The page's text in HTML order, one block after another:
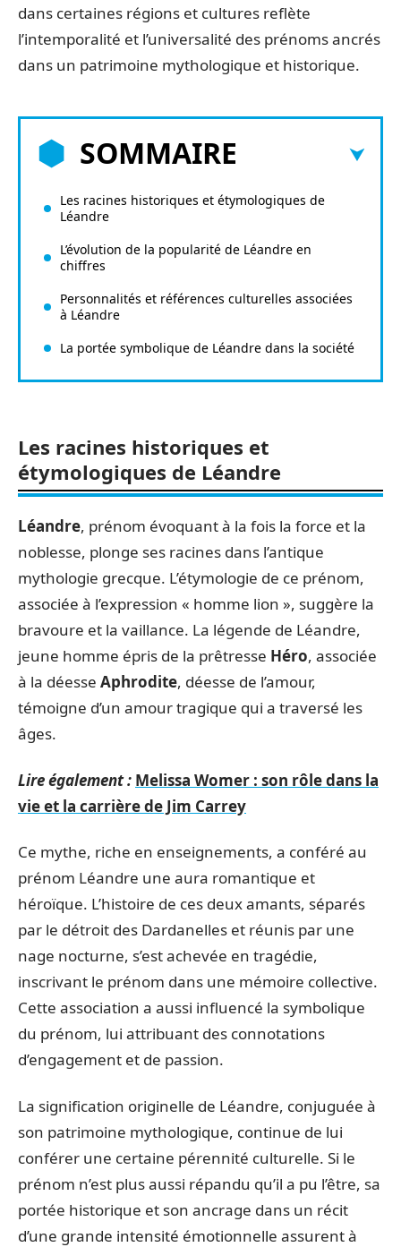
dans certaines régions et cultures reflète
l’intemporalité et l’universalité des prénoms ancrés
dans un patrimoine mythologique et historique.
SOMMAIRE
Les racines historiques et étymologiques de
Léandre
L’évolution de la popularité de Léandre en
chiffres
Personnalités et références culturelles associées
à Léandre
La portée symbolique de Léandre dans la société
Les racines historiques et
étymologiques de Léandre
Léandre, prénom évoquant à la fois la force et la
noblesse, plonge ses racines dans l’antique
mythologie grecque. L’étymologie de ce prénom,
associée à l’expression « homme lion », suggère la
bravoure et la vaillance. La légende de Léandre,
jeune homme épris de la prêtresse Héro, associée
à la déesse Aphrodite, déesse de l’amour,
témoigne d’un amour tragique qui a traversé les
âges.
Lire également : Melissa Womer : son rôle dans la
vie et la carrière de Jim Carrey
Ce mythe, riche en enseignements, a conféré au
prénom Léandre une aura romantique et
héroïque. L’histoire de ces deux amants, séparés
par le détroit des Dardanelles et réunis par une
nage nocturne, s’est achevée en tragédie,
inscrivant le prénom dans une mémoire collective.
Cette association a aussi influencé la symbolique
du prénom, lui attribuant des connotations
d’engagement et de passion.
La signification originelle de Léandre, conjuguée à
son patrimoine mythologique, continue de lui
conférer une certaine pérennité culturelle. Si le
prénom n’est plus aussi répandu qu’il a pu l’être, sa
portée historique et son ancrage dans un récit
d’une grande intensité émotionnelle assurent à